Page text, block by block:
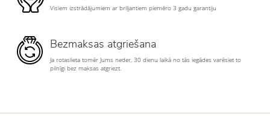
Visiem izstrādājumiem ar briljantiem piemēro 3 gadu garantiju
Bezmaksas atgriešana
Ja rotaslieta tomēr Jums neder, 30 dienu laikā no tās iegādes varēsiet to
pilnīgi bez maksas atgriezt.